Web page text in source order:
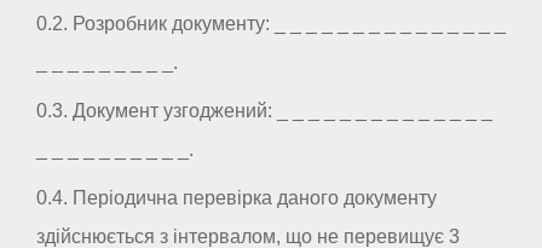
0.2. Розробник документу: _ _ _ _ _ _ _ _ _ _ _ _ _ _ _
_ _ _ _ _ _ _ _ _.
0.3. Документ узгоджений: _ _ _ _ _ _ _ _ _ _ _ _ _ _
_ _ _ _ _ _ _ _ _ _.
0.4. Періодична перевірка даного документу
здійснюється з інтервалом, що не перевищує 3